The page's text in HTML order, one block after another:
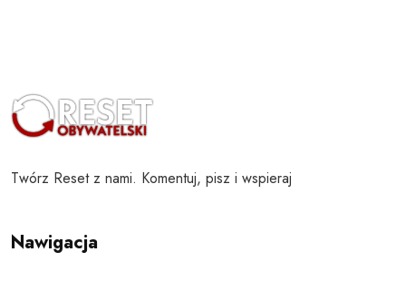
Twórz Reset z nami. Komentuj, pisz i wspieraj
Nawigacja